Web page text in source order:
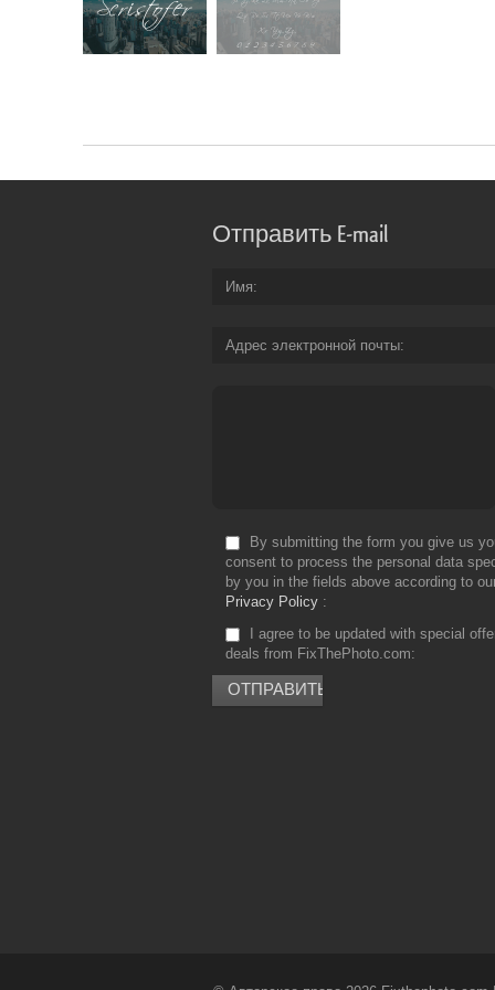
Отправить E-mail
Имя
Адрес электронной почты
By submitting the form you give us
consent to process the personal data
by you in the fields above according to
Privacy Policy
I agree to be updated with special
deals from FixThePhoto.com